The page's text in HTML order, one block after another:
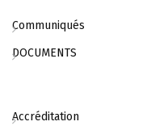
Communiqués
DOCUMENTS
Accréditation